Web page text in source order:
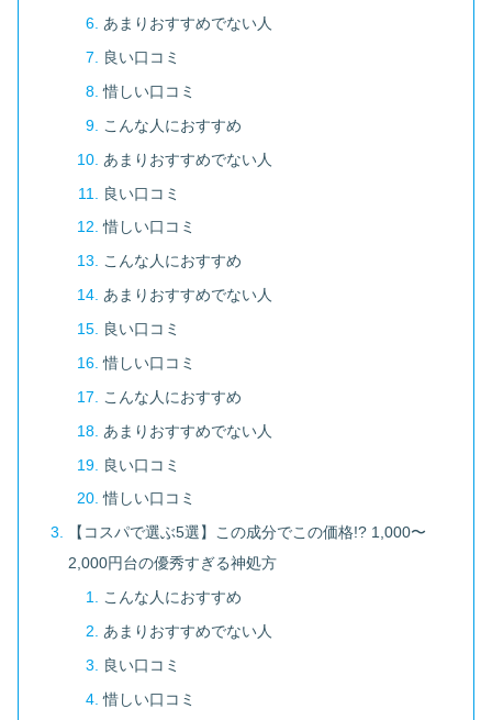
あまりおすすめでない人
良い口コミ
惜しい口コミ
こんな人におすすめ
あまりおすすめでない人
良い口コミ
惜しい口コミ
こんな人におすすめ
あまりおすすめでない人
良い口コミ
惜しい口コミ
こんな人におすすめ
あまりおすすめでない人
良い口コミ
惜しい口コミ
【コスパで選ぶ5選】この成分でこの価格!? 1,000〜
2,000円台の優秀すぎる神処方
こんな人におすすめ
あまりおすすめでない人
良い口コミ
惜しい口コミ